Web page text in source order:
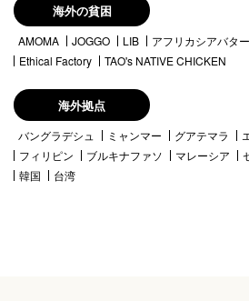
海外の貧困
AMOMA JOGGO LIB アフリカシアバター
Ethical Factory
TAO's NATIVE CHICKEN
海外拠点
バングラデシュ ミャンマー グアテマラ
フィリピン
ブルキナファソ マレーシア
韓国
台湾